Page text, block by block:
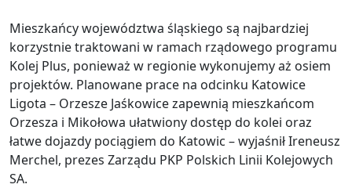
Mieszkańcy województwa śląskiego są najbardziej
korzystnie traktowani w ramach rządowego programu
Kolej Plus, ponieważ w regionie wykonujemy aż osiem
projektów. Planowane prace na odcinku Katowice
Ligota – Orzesze Jaśkowice zapewnią mieszkańcom
Orzesza i Mikołowa ułatwiony dostęp do kolei oraz
łatwe dojazdy pociągiem do Katowic – wyjaśnił Ireneusz
Merchel, prezes Zarządu PKP Polskich Linii Kolejowych
SA.